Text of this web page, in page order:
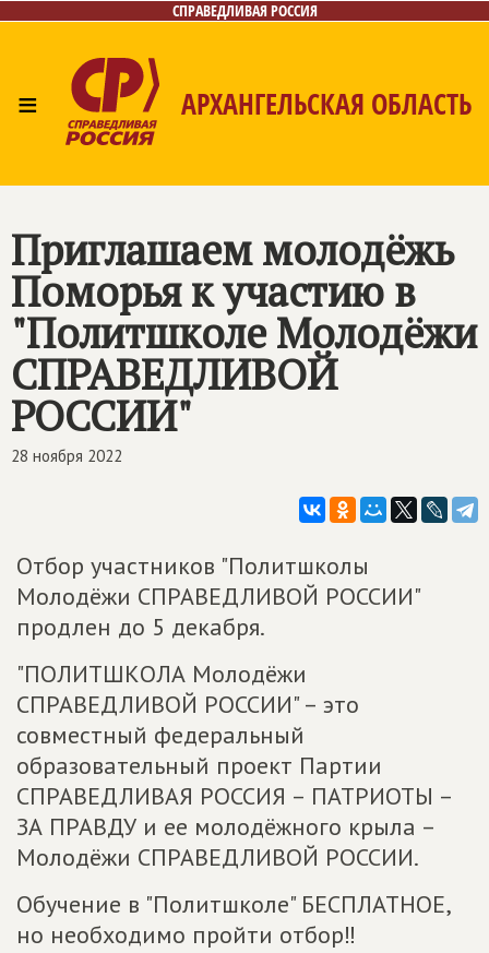
СПРАВЕДЛИВАЯ РОССИЯ
≡ АРХАНГЕЛЬСКАЯ ОБЛАСТЬ
Приглашаем молодёжь
Поморья к участию в
"Политшколе Молодёжи
СПРАВЕДЛИВОЙ
РОССИИ"
28 ноября 2022
Отбор участников "Политшколы
Молодёжи СПРАВЕДЛИВОЙ РОССИИ"
продлен до 5 декабря.
"ПОЛИТШКОЛА Молодёжи
СПРАВЕДЛИВОЙ РОССИИ" – это
совместный федеральный
образовательный проект Партии
СПРАВЕДЛИВАЯ РОССИЯ – ПАТРИОТЫ –
ЗА ПРАВДУ и ее молодёжного крыла –
Молодёжи СПРАВЕДЛИВОЙ РОССИИ.
Обучение в "Политшколе" БЕСПЛАТНОЕ,
но необходимо пройти отбор‼